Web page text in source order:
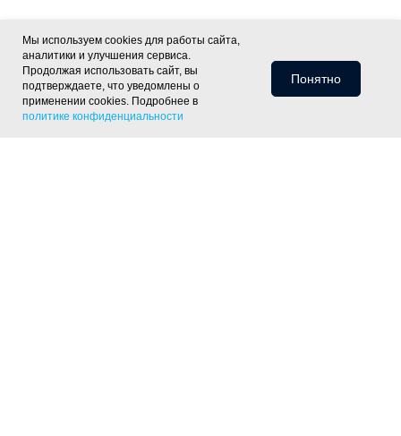
Мы используем cookies для работы сайта,
аналитики и улучшения сервиса.
Продолжая использовать сайт, вы
подтверждаете, что уведомлены о
применении cookies. Подробнее в
политике конфиденциальности
Понятно